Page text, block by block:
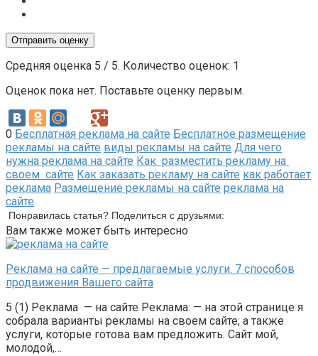
Отправить оценку
Средняя оценка 5 / 5. Количество оценок: 1
Оценок пока нет. Поставьте оценку первым.
0 Бесплатная реклама на сайте Бесплатное размещение
рекламы на сайте виды рекламы на сайте Для чего
нужна реклама на сайте Как разместить рекламу на
своем сайте Как заказать рекламу на сайте как работает
реклама Размещение рекламы на сайте реклама на
сайте
Понравилась статья? Поделиться с друзьями:
Вам также может быть интересно
Реклама на сайте — предлагаемые услуги. 7 способов
продвижения Вашего сайта
5 (1) Реклама — на сайте Реклама: — на этой странице я
собрала варианты рекламы на своем сайте, а также
услуги, которые готова вам предложить. Сайт мой,
молодой,…